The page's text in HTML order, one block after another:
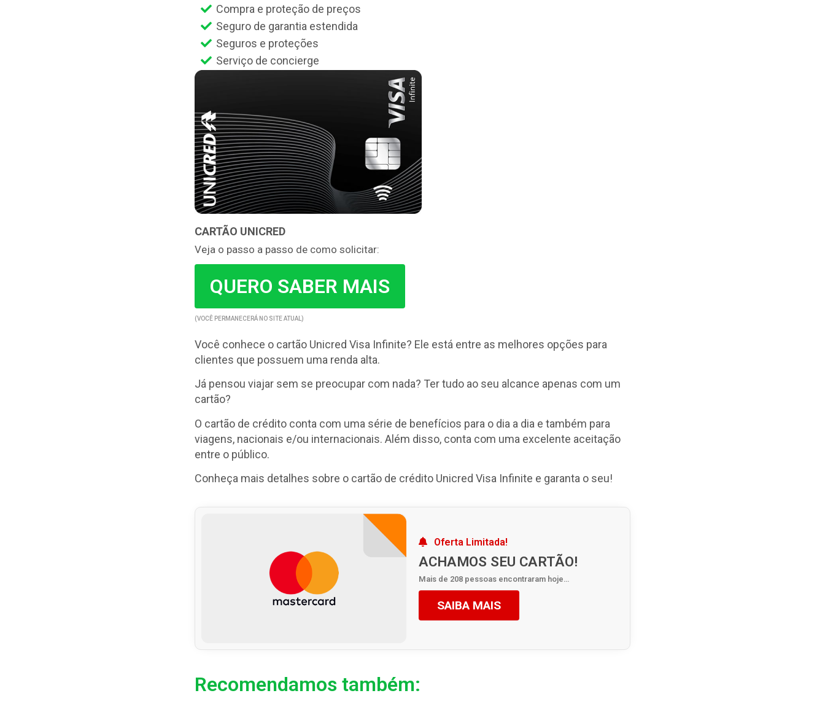
Compra e proteção de preços
Seguro de garantia estendida
Seguros e proteções
Serviço de concierge
CARTÃO UNICRED
Veja o passo a passo de como solicitar:
QUERO SABER MAIS
(VOCÊ PERMANECERÁ NO SITE ATUAL)
Você conhece o cartão Unicred Visa Infinite? Ele está entre as melhores opções para
clientes que possuem uma renda alta.
Já pensou viajar sem se preocupar com nada? Ter tudo ao seu alcance apenas com um
cartão?
O cartão de crédito conta com uma série de benefícios para o dia a dia e também para
viagens, nacionais e/ou internacionais. Além disso, conta com uma excelente aceitação
entre o público.
Conheça mais detalhes sobre o cartão de crédito Unicred Visa Infinite e garanta o seu!
Oferta Limitada!
ACHAMOS SEU CARTÃO!
Mais de 208 pessoas encontraram hoje…
SAIBA MAIS
Recomendamos também: